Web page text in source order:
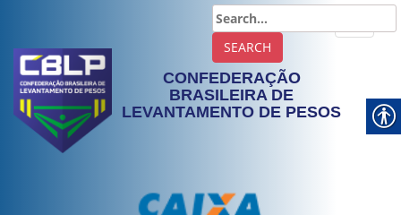
CONFEDERAÇÃO
BRASILEIRA DE
LEVANTAMENTO DE PESOS